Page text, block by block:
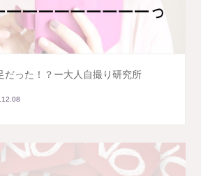
だった！？ー大人自撮り研究所